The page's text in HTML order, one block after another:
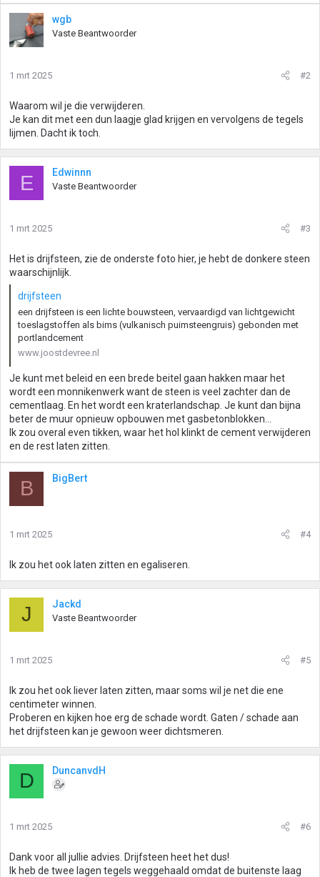
wgb
Vaste Beantwoorder
1 mrt 2025 #2
Waarom wil je die verwijderen.
Je kan dit met een dun laagje glad krijgen en vervolgens de tegels
lijmen. Dacht ik toch.
E Edwinnn
Vaste Beantwoorder
1 mrt 2025 #3
Het is drijfsteen, zie de onderste foto hier, je hebt de donkere steen
waarschijnlijk.
drijfsteen
een drijfsteen is een lichte bouwsteen, vervaardigd van lichtgewicht
toeslagstoffen als bims (vulkanisch puimsteengruis) gebonden met
portlandcement
www.joostdevree.nl
Je kunt met beleid en een brede beitel gaan hakken maar het
wordt een monnikenwerk want de steen is veel zachter dan de
cementlaag. En het wordt een kraterlandschap. Je kunt dan bijna
beter de muur opnieuw opbouwen met gasbetonblokken...
Ik zou overal even tikken, waar het hol klinkt de cement verwijderen
en de rest laten zitten.
B BigBert
1 mrt 2025 #4
Ik zou het ook laten zitten en egaliseren.
J Jackd
Vaste Beantwoorder
1 mrt 2025 #5
Ik zou het ook liever laten zitten, maar soms wil je net die ene
centimeter winnen.
Proberen en kijken hoe erg de schade wordt. Gaten / schade aan
het drijfsteen kan je gewoon weer dichtsmeren.
D DuncanvdH
1 mrt 2025 #6
Dank voor all jullie advies. Drijfsteen heet het dus!
Ik heb de twee lagen tegels weggehaald omdat de buitenste laag